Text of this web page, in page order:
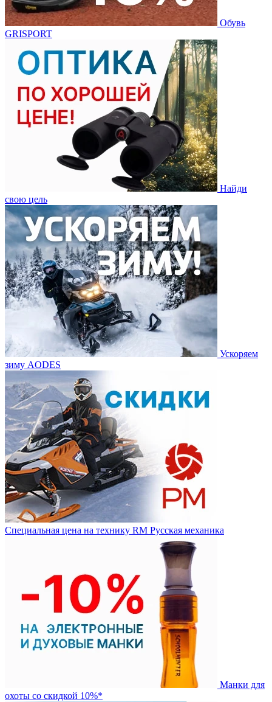
Обувь
GRISPORT
Найди
свою цель
Ускоряем
зиму AODES
Специальная цена на технику RM Русская механика
Манки для
охоты со скидкой 10%*